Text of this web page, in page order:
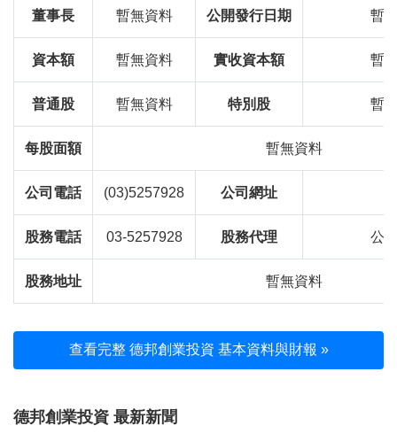
董事長 暫無資料 公開發行日期 暫
資本額 暫無資料 實收資本額 暫
普通股 暫無資料 特別股 暫
每股面額 暫無資料
公司電話 (03)5257928 公司網址
股務電話 03-5257928 股務代理 公
股務地址 暫無資料
查看完整 德邦創業投資 基本資料與財報 »
德邦創業投資 最新新聞